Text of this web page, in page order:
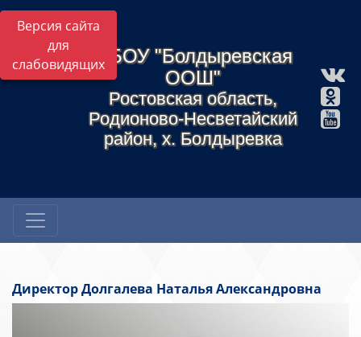
Версия сайта
для
слабовидящихМБОУ "Болдыревская
ООШ"
Ростовская область,
Родионово-Несветайский
район, х. Болдыревка
Директор Долгалева Наталья Александровна